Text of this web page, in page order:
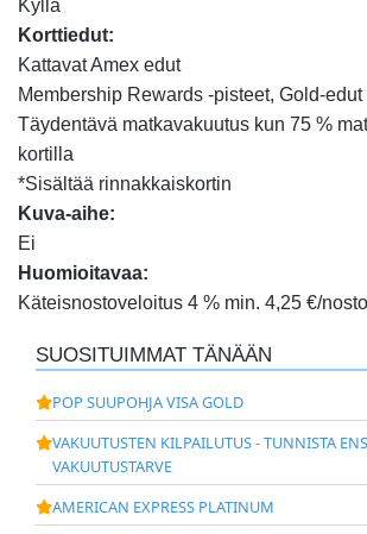
Kyllä
Korttiedut:
Kattavat Amex edut
Membership Rewards -pisteet, Gold-edut
Täydentävä matkavakuutus kun 75 %
kortilla
*Sisältää rinnakkaiskortin
Kuva-aihe:
Ei
Huomioitavaa:
Käteisnostoveloitus 4 % min. 4,25 €/nosto
SUOSITUIMMAT TÄNÄÄN
POP SUUPOHJA VISA GOLD
VAKUUTUSTEN KILPAILUTUS - TUNNISTA
VAKUUTUSTARVE
AMERICAN EXPRESS PLATINUM